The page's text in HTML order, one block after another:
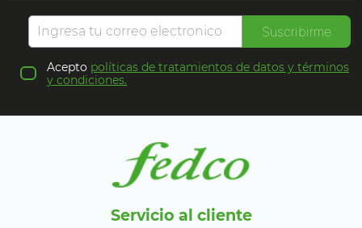
Suscribirme
Acepto políticas de tratamientos de datos y términos
y condiciones.
Servicio al cliente